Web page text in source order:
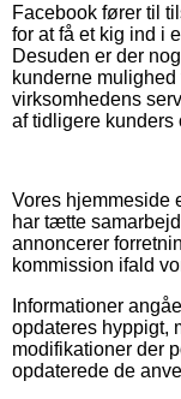
Facebook fører til
for at få et kig ind i
Desuden er der
kunderne
virksomhedens
af tidligere kunders
Vores hjemmeside
har tætte
annoncerer
kommission ifald
Informationer
opdateres hyppigt,
modifikationer der
opdaterede de